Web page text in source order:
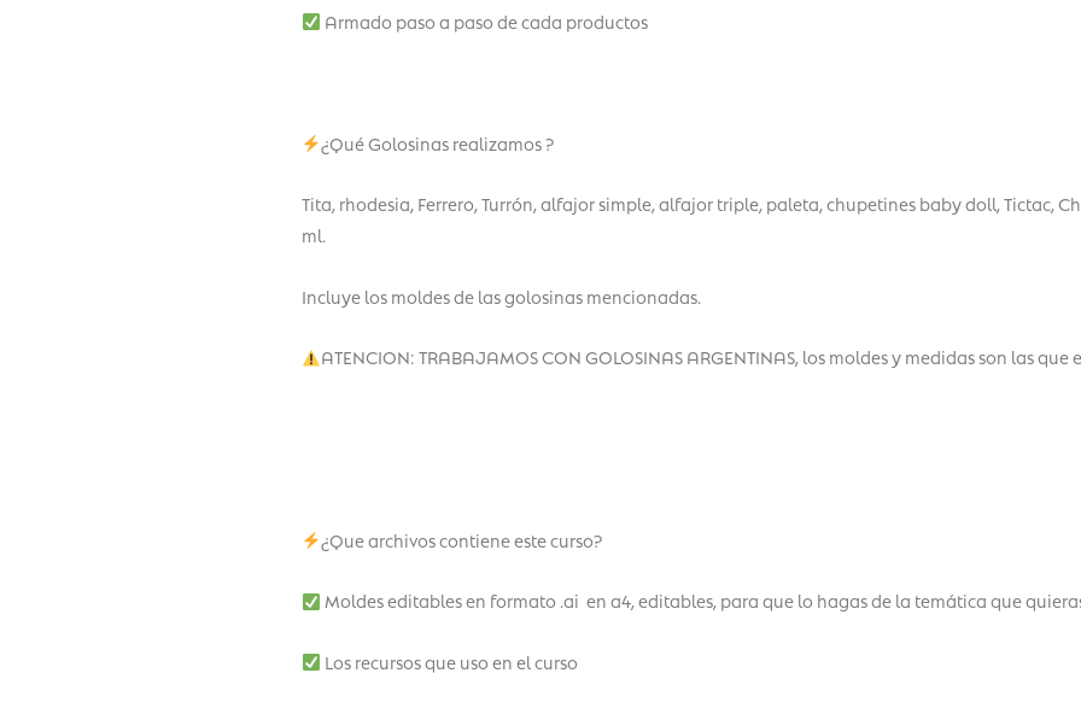
Armado paso a paso de cada productos
¿Qué Golosinas realizamos ?
Tita, rhodesia, Ferrero, Turrón, alfajor simple, alfajor triple, paleta, chupetines baby doll, Tictac,
ml.
Incluye los moldes de las golosinas mencionadas.
ATENCION: TRABAJAMOS CON GOLOSINAS ARGENTINAS, los moldes y medidas son las
¿Que archivos contiene este curso?
Moldes editables en formato .ai en a4, editables, para que lo hagas de la temática que
Los recursos que uso en el curso